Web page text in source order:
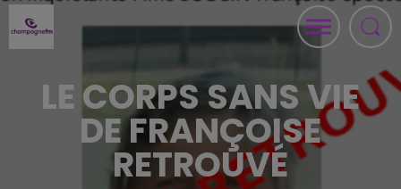
LE CORPS SANS VIE
DE FRANÇOISE
RETROUVÉ